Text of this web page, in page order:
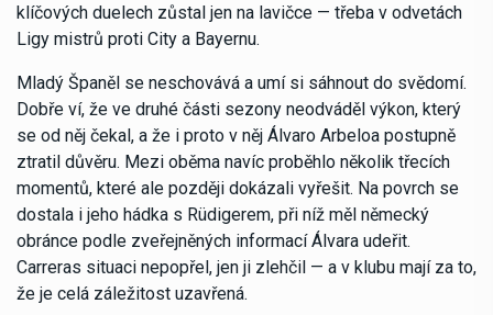
klíčových duelech zůstal jen na lavičce — třeba v odvetách
Ligy mistrů proti City a Bayernu.
Mladý Španěl se neschovává a umí si sáhnout do svědomí.
Dobře ví, že ve druhé části sezony neodváděl výkon, který
se od něj čekal, a že i proto v něj Álvaro Arbeloa postupně
ztratil důvěru. Mezi oběma navíc proběhlo několik třecích
momentů, které ale později dokázali vyřešit. Na povrch se
dostala i jeho hádka s Rüdigerem, při níž měl německý
obránce podle zveřejněných informací Álvara udeřit.
Carreras situaci nepopřel, jen ji zlehčil — a v klubu mají za to,
že je celá záležitost uzavřená.